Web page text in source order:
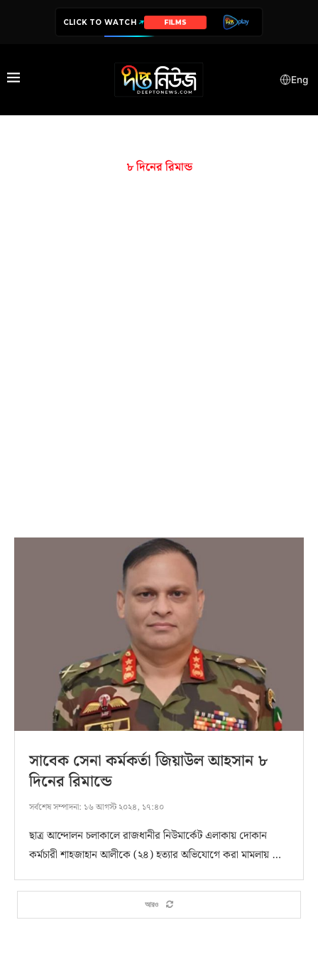
CLICK TO WATCH FILMS
Eng
৮ দিনের রিমান্ড
সাবেক সেনা কর্মকর্তা জিয়াউল আহসান ৮
দিনের রিমান্ডে
সর্বশেষ সম্পাদনা: ১৬ আগস্ট ২০২৪, ১৭:৪০
ছাত্র আন্দোলন চলাকালে রাজধানীর নিউমার্কেট এলাকায় দোকান
কর্মচারী শাহজাহান আলীকে (২৪) হত্যার অভিযোগে করা মামলায় …
আরও